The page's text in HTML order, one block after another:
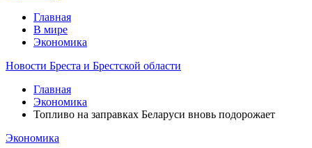
Главная
В мире
Экономика
Новости Бреста и Брестской области
Главная
Экономика
Топливо на заправках Беларуси вновь подорожает
Экономика